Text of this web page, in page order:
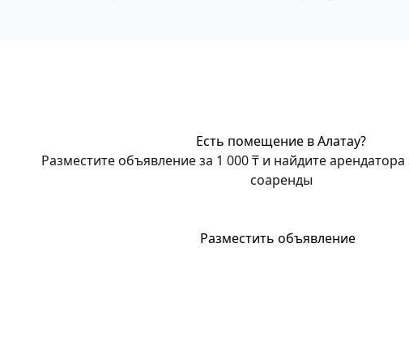
Есть помещение в Алатау?
Разместите объявление за 1 000 ₸ и найдите
соаренды
Разместить объявление